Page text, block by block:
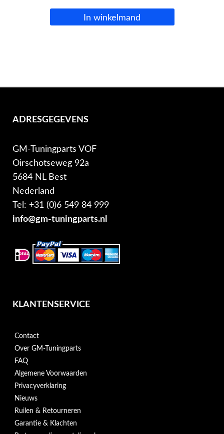
In winkelmand
ADRESGEGEVENS
GM-Tuningparts VOF
Oirschotseweg 92a
5684 NL Best
Nederland
Tel: +31 (0)6 549 84 999
info@gm-tuningparts.nl
KLANTENSERVICE
Contact
Over GM-Tuningparts
FAQ
Algemene Voorwaarden
Privacyverklaring
Nieuws
Ruilen & Retourneren
Garantie & Klachten